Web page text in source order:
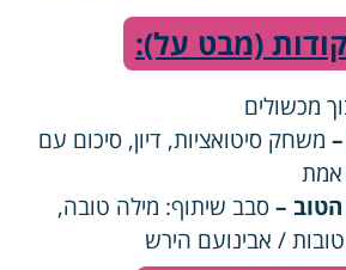
(מבט על):
מכשולים
משחק סיטואציות, דיון, סיכום עם
אמת
–סבב שיתוף: מילה טובה,
/ אבינועם הירש